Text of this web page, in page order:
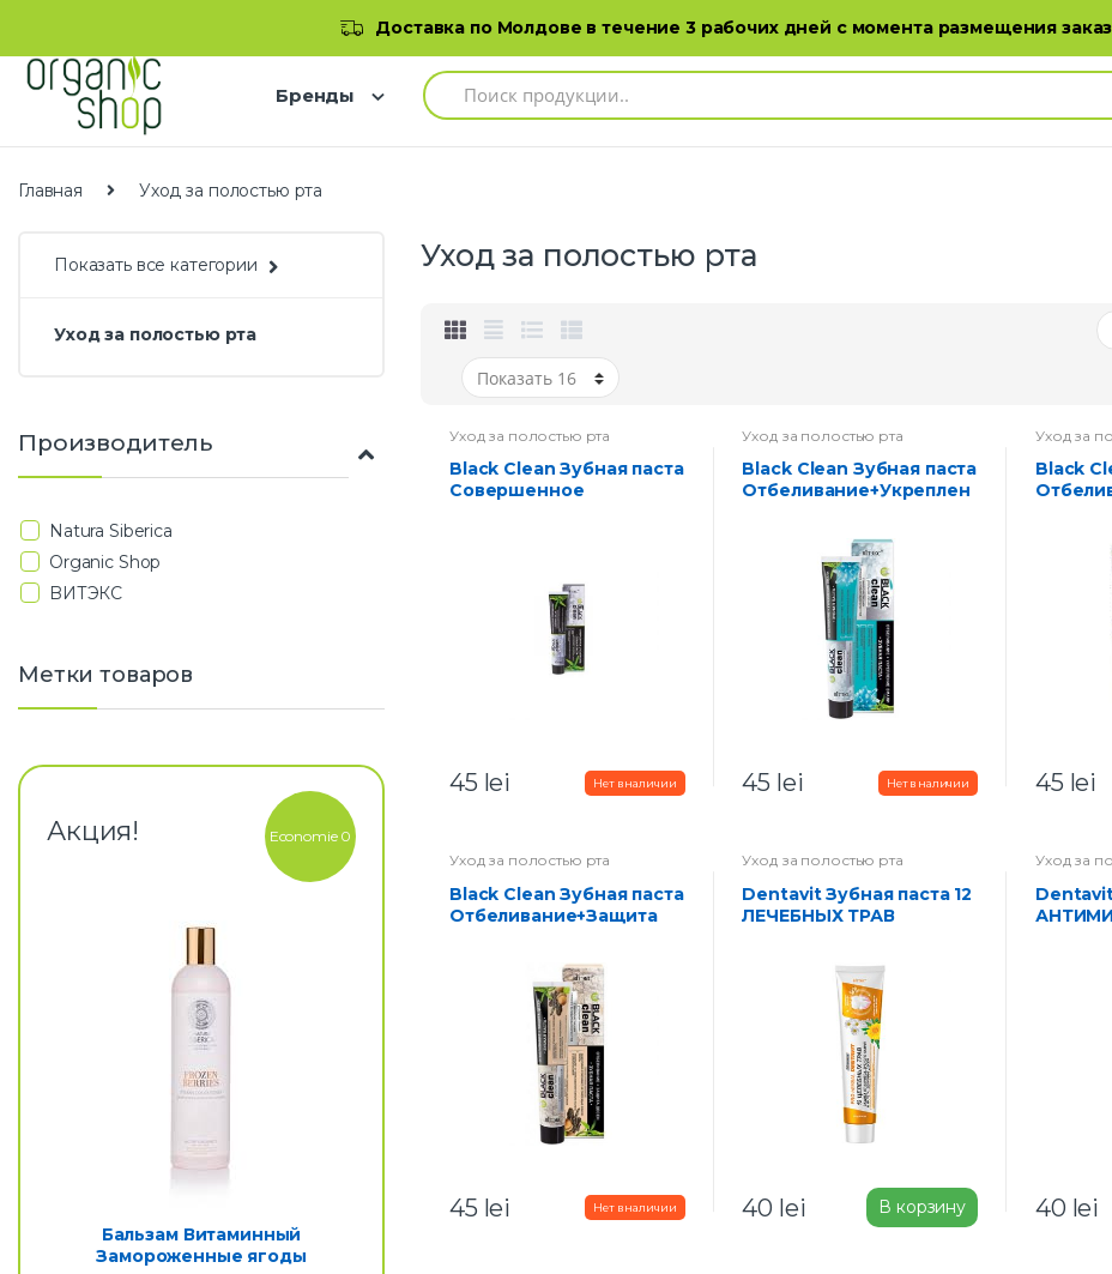
Адреса магазинов Каталог продукции
Бренды
S
e
r
r
Главная Уход за полостью рта
Уход за полостью рта
Уход за полостью рта
Black Clean Зубная паста
Совершенное
45 lei
Уход за полостью рта
Black Clean Зубная паста
Отбеливание+Укреплен
45 lei
Уход за
Black Clean Зубная паста
45 lei
Уход за полостью рта
Black Clean Зубная паста
Отбеливание+Защита
45 lei
Уход за полостью рта
Dentavit Зубная паста 12
ЛЕЧЕБНЫХ ТРАВ
зубного камня и налета
40 lei В корзину
Уход за
Dentavit Зубная паста
40 lei
Показать все категории
Уход за полостью рта
Производитель
Natura Siberica
Organic Shop
BИТЭКС
Метки товаров
Акция! Economie 0
Бальзам Витаминный
Замороженные ягоды
Доставка по Молдове в течение 3 рабочих дней с момента размещения